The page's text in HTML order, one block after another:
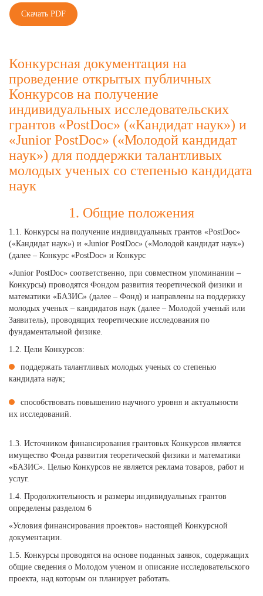
Скачать PDF
Конкурсная документация на
проведение открытых публичных
Конкурсов на получение
индивидуальных исследовательских
грантов «PostDoc» («Кандидат наук») и
«Junior PostDoc» («Молодой кандидат
наук») для поддержки талантливых
молодых ученых со степенью кандидата
наук
1. Общие положения
1.1. Конкурсы на получение индивидуальных грантов «PostDoc»
(«Кандидат наук») и «Junior PostDoc» («Молодой кандидат наук»)
(далее – Конкурс «PostDoc» и Конкурс
«Junior PostDoc» соответственно, при совместном упоминании –
Конкурсы) проводятся Фондом развития теоретической физики и
математики «БАЗИС» (далее – Фонд) и направлены на поддержку
молодых ученых – кандидатов наук (далее – Молодой ученый или
Заявитель), проводящих теоретические исследования по
фундаментальной физике.
1.2. Цели Конкурсов:
поддержать талантливых молодых ученых со степенью
кандидата наук;
способствовать повышению научного уровня и актуальности
их исследований.
1.3. Источником финансирования грантовых Конкурсов является
имущество Фонда развития теоретической физики и математики
«БАЗИС». Целью Конкурсов не является реклама товаров, работ и
услуг.
1.4. Продолжительность и размеры индивидуальных грантов
определены разделом 6
«Условия финансирования проектов» настоящей Конкурсной
документации.
1.5. Конкурсы проводятся на основе поданных заявок, содержащих
общие сведения о Молодом ученом и описание исследовательского
проекта, над которым он планирует работать.